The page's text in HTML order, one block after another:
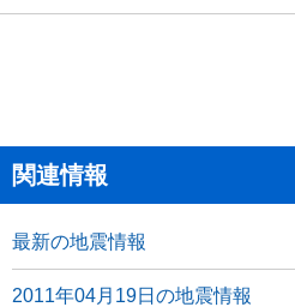
関連情報
最新の地震情報
2011年04月19日の地震情報